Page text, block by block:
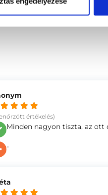
értékelés)
Minden nagyon tiszta, az
-